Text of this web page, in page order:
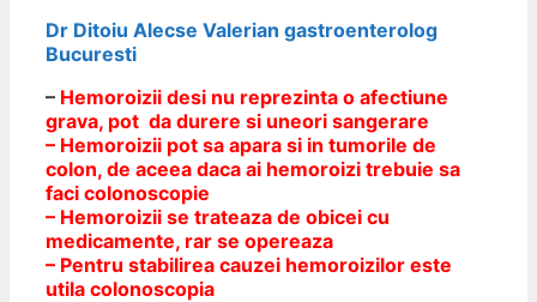
Dr Ditoiu Alecse Valerian gastroenterolog
Bucuresti
– Hemoroizii desi nu reprezinta o afectiune
grava, pot da durere si uneori sangerare
– Hemoroizii pot sa apara si in tumorile de
colon, de aceea daca ai hemoroizi trebuie sa
faci colonoscopie
– Hemoroizii se trateaza de obicei cu
medicamente, rar se opereaza
– Pentru stabilirea cauzei hemoroizilor este
utila colonoscopia